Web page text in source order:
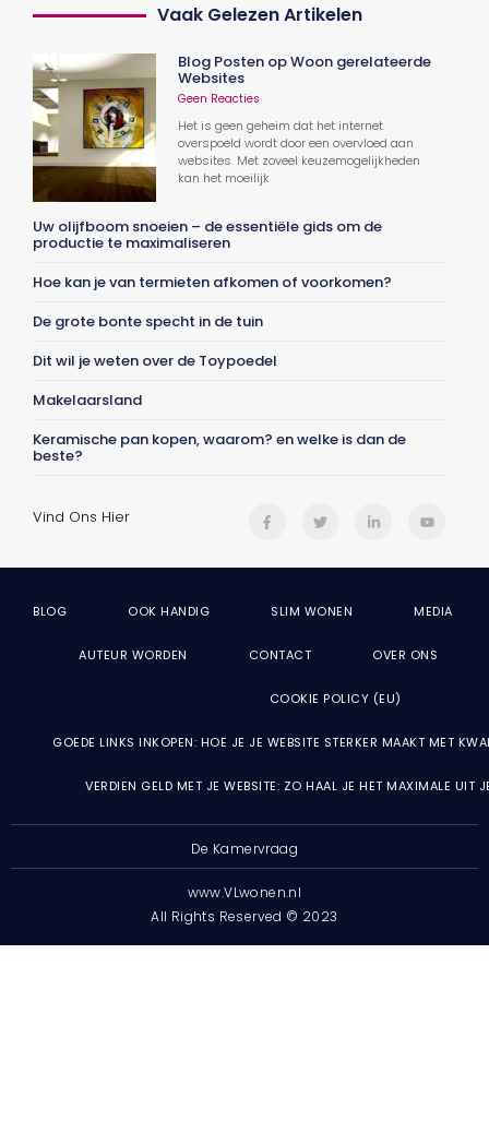
Vaak Gelezen Artikelen
Blog Posten op Woon gerelateerde
Websites
Geen Reacties
Het is geen geheim dat het internet
overspoeld wordt door een overvloed aan
websites. Met zoveel keuzemogelijkheden
kan het moeilijk
Uw olijfboom snoeien – de essentiële gids om de
productie te maximaliseren
Hoe kan je van termieten afkomen of voorkomen?
De grote bonte specht in de tuin
Dit wil je weten over de Toypoedel
Makelaarsland
Keramische pan kopen, waarom? en welke is dan de
beste?
Vind Ons Hier
BLOG OOK HANDIG SLIM WONEN MEDIA
AUTEUR WORDEN CONTACT OVER ONS
COOKIE POLICY (EU)
GOEDE LINKS INKOPEN: HOE JE JE WEBSITE STERKER MAAKT MET
VERDIEN GELD MET JE WEBSITE: ZO HAAL JE HET MAXIMALE UIT
De Kamervraag
www.VLwonen.nl
All Rights Reserved © 2023